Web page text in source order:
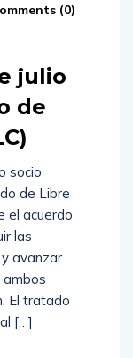
(0)
julio
de
socio
de Libre
el acuerdo
las
avanzar
ambos
El tratado
[…]